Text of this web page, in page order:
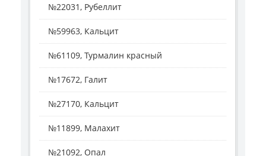
№22031, Рубеллит
№59963, Кальцит
№61109, Турмалин красный
№17672, Галит
№27170, Кальцит
№11899, Малахит
№21092, Опал